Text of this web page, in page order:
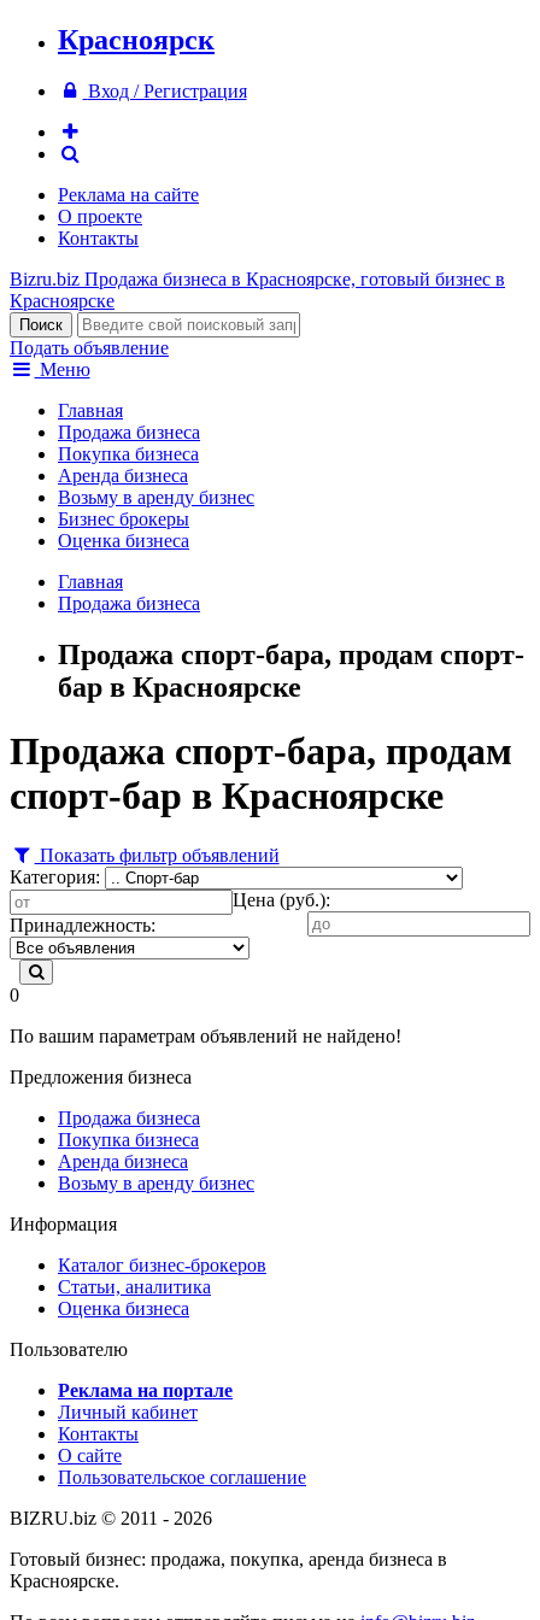
Красноярск
Вход / Регистрация
Реклама на сайте
О проекте
Контакты
Bizru.biz Продажа бизнеса в Красноярске, готовый бизнес в
Красноярске
Подать объявление
Меню
Главная
Продажа бизнеса
Покупка бизнеса
Аренда бизнеса
Возьму в аренду бизнес
Бизнес брокеры
Оценка бизнеса
Главная
Продажа бизнеса
Продажа спорт-бара, продам спорт-
бар в Красноярске
Продажа спорт-бара, продам
спорт-бар в Красноярске
Показать фильтр объявлений
Категория:
Цена (руб.):
Принадлежность:
0
По вашим параметрам объявлений не найдено!
Предложения бизнеса
Продажа бизнеса
Покупка бизнеса
Аренда бизнеса
Возьму в аренду бизнес
Информация
Каталог бизнес-брокеров
Статьи, аналитика
Оценка бизнеса
Пользователю
Реклама на портале
Личный кабинет
Контакты
О сайте
Пользовательское соглашение
BIZRU.biz © 2011 - 2026
Готовый бизнес: продажа, покупка, аренда бизнеса в
Красноярске.